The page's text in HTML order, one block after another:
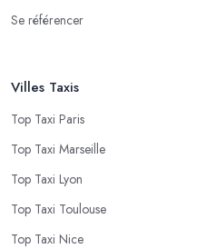
Se référencer
Villes Taxis
Top Taxi Paris
Top Taxi Marseille
Top Taxi Lyon
Top Taxi Toulouse
Top Taxi Nice